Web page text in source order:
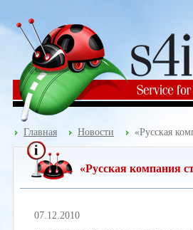
Главная Новости «Русская
«Русская компания
07.12.2010